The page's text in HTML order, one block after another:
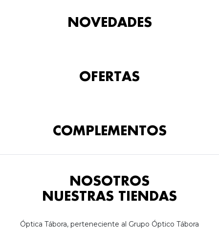
NOVEDADES
OFERTAS
COMPLEMENTOS
NOSOTROS
NUESTRAS TIENDAS
Óptica Tábora, perteneciente al Grupo Óptico Tábora